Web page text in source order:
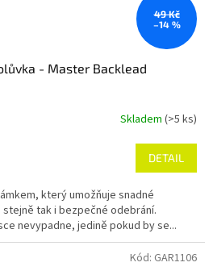
49 Kč
–14 %
- Master Backlead
Skladem (>5 ks)
DETAIL
který umožňuje snadné
stejně tak i bezpečné odebrání.
nevypadne, jedině pokud by se...
Kód: GAR1106